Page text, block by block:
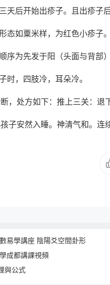
天后开始出疹子。且出疹子
态如粟米样，为红色小疹子。
序为先发于阳（头面与背部
时，四肢冷，耳朵冷。
，处方如下：推上三关：退
子安然入睡。神清气和。连
易學講座 陰陽爻空間卦形
成都講課視頻
與公式